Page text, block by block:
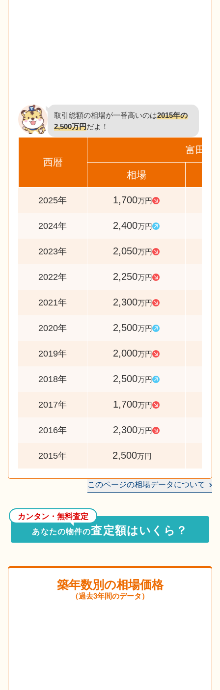
取引総額の相場が一番高いのは2015年の
2,500万円だよ！
西暦
富田林
相場
2025年 1,700万円
2024年 2,400万円
2023年 2,050万円
2022年 2,250万円
2021年 2,300万円
2020年 2,500万円
2019年 2,000万円
2018年 2,500万円
2017年 1,700万円
2016年 2,300万円
2015年 2,500万円
このページの相場データについて
カンタン・無料査定
あなたの物件の査定額はいくら？
築年数別の相場価格
（過去3年間のデータ）